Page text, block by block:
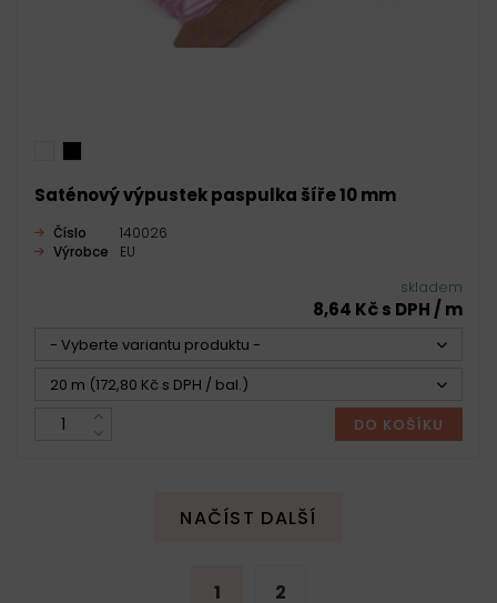
Saténový výpustek paspulka šíře 10 mm
Číslo
140026
Výrobce
EU
skladem
8,64 Kč s DPH / m
- Vyberte variantu produktu -
20 m (172,80 Kč s DPH / bal.)
DO KOŠÍKU
NAČÍST DALŠÍ
1 2